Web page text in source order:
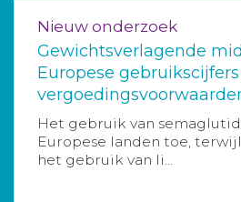
Nieuw onderzoek
Gewichtsverlagende
Europese
Het gebruik van
Europese landen toe,
het gebruik van li...